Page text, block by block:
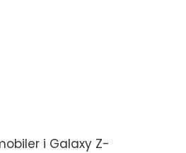
i Galaxy Z-